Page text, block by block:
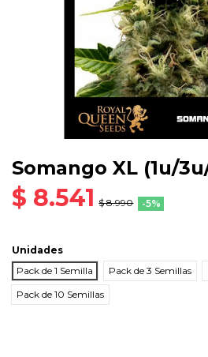
Somango XL (1u/
$ 8.541 $ 8.990 -5%
Unidades
Pack de 1 Semilla
Pack de 3 Semillas
Pack de 10 Semillas